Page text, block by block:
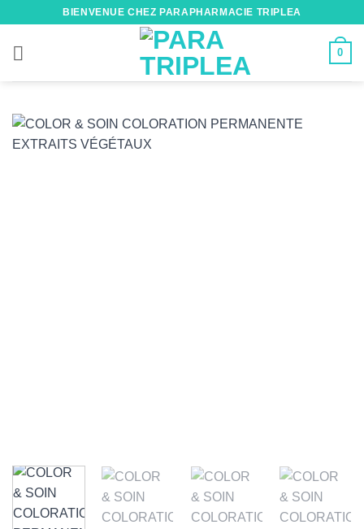
contenu
BIENVENUE CHEZ PARAPHARMACIE TRIPLEA
0